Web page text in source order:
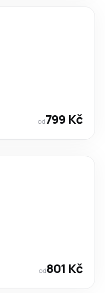
od799 Kč
od801 Kč